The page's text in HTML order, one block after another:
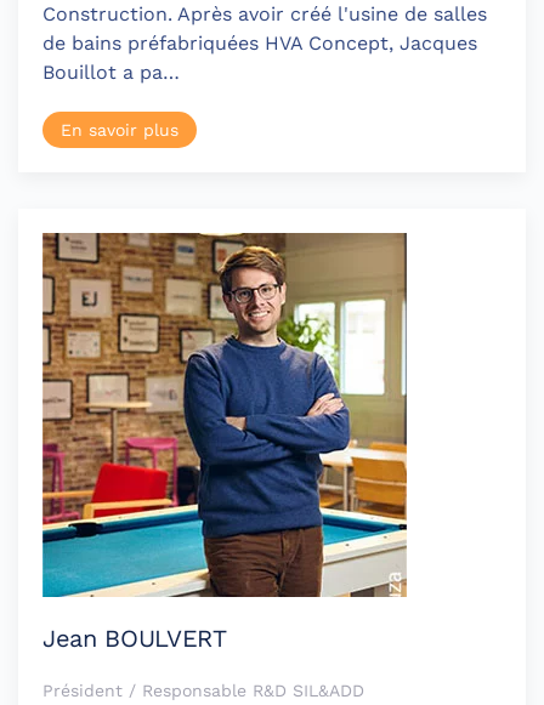
Construction. Après avoir créé l'usine de salles
de bains préfabriquées HVA Concept, Jacques
Bouillot a pa…
En savoir plus
Jean BOULVERT
Président / Responsable R&D SIL&ADD